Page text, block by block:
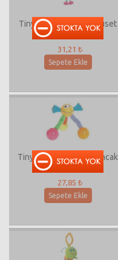
Tiny Love Tavşancık Puset
Oyuncağı
31,21 ₺
Sepete Ekle
Tiny Love Jumply Oyuncak
27,85 ₺
Sepete Ekle